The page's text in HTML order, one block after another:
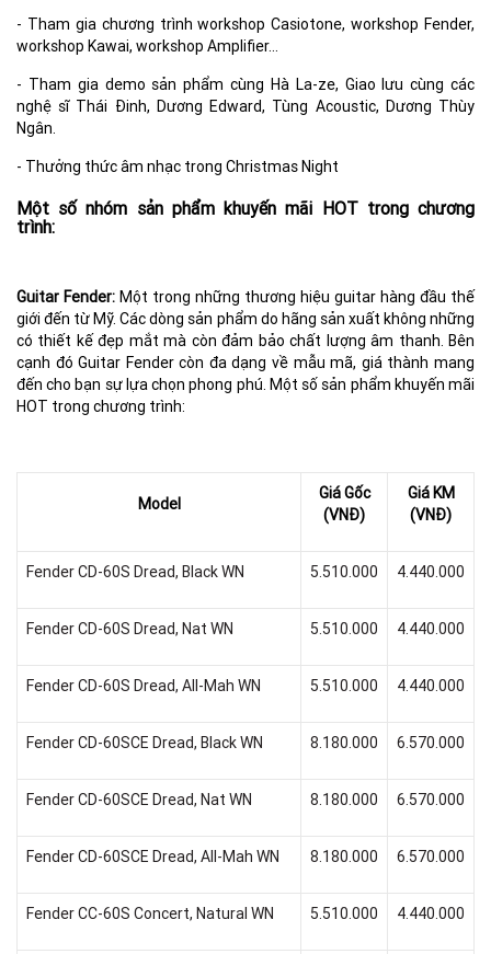
- Tham gia chương trình workshop Casiotone, workshop Fender,
workshop Kawai, workshop Amplifier…
- Tham gia demo sản phẩm cùng Hà La-ze, Giao lưu cùng các
nghệ sĩ Thái Đinh, Dương Edward, Tùng Acoustic, Dương Thùy
Ngân.
- Thưởng thức âm nhạc trong Christmas Night
Một số nhóm sản phẩm khuyến mãi HOT trong chương
trình:
Guitar Fender: Một trong những thương hiệu guitar hàng đầu thế
giới đến từ Mỹ. Các dòng sản phẩm do hãng sản xuất không những
có thiết kế đẹp mắt mà còn đảm bảo chất lượng âm thanh. Bên
cạnh đó Guitar Fender còn đa dạng về mẫu mã, giá thành mang
đến cho bạn sự lựa chọn phong phú. Một số sản phẩm khuyến mãi
HOT trong chương trình:
Model
Giá Gốc
(VNĐ)
Giá KM
(VNĐ)
Fender CD-60S Dread, Black WN 5.510.000 4.440.000
Fender CD-60S Dread, Nat WN 5.510.000 4.440.000
Fender CD-60S Dread, All-Mah WN 5.510.000 4.440.000
Fender CD-60SCE Dread, Black WN 8.180.000 6.570.000
Fender CD-60SCE Dread, Nat WN 8.180.000 6.570.000
Fender CD-60SCE Dread, All-Mah WN 8.180.000 6.570.000
Fender CC-60S Concert, Natural WN 5.510.000 4.440.000